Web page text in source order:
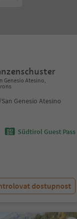
Genesio Atesino,
Genesio Atesino
Südtirol Guest Pass
dostupnost